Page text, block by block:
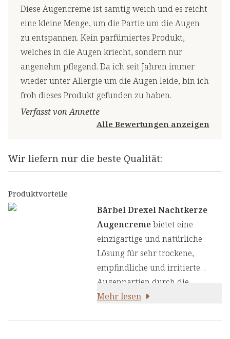
Diese Augencreme ist samtig weich und es reicht
eine kleine Menge, um die Partie um die Augen
zu entspannen. Kein parfümiertes Produkt,
welches in die Augen kriecht, sondern nur
angenehm pflegend. Da ich seit Jahren immer
wieder unter Allergie um die Augen leide, bin ich
froh dieses Produkt gefunden zu haben.
Verfasst von Annette
Alle Bewertungen anzeigen
Wir liefern nur die beste Qualität:
Produktvorteile
Bärbel Drexel Nachtkerze
Augencremebietet eine
einzigartige und natürliche
Lösung für sehr trockene,
empfindliche und irritierte
Augenpartien durch die
kraftvolle Kombination aus
Mehr lesen